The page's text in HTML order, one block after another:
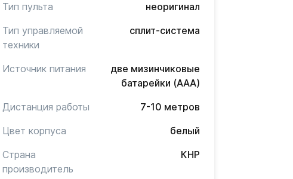
Тип пульта
неоригинал
Тип управляемой
техники
сплит-система
Источник питания
две мизинчиковые
батарейки (AAA)
Дистанция работы
7-10 метров
Цвет корпуса
белый
Страна
производитель
КНР